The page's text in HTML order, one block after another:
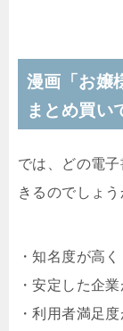
漫画「お嬢
まとめ買い
では、どの電
きるのでしょう
・知名度が高く
・安定した企
・利用者満足